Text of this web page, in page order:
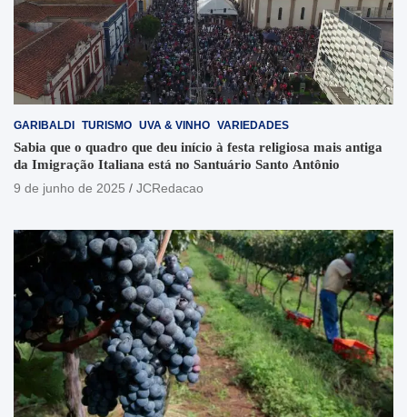
GARIBALDI TURISMO UVA & VINHO VARIEDADES
Sabia que o quadro que deu início à festa religiosa mais antiga
da Imigração Italiana está no Santuário Santo Antônio
9 de junho de 2025
JCRedacao